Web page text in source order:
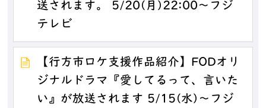
送されます。 5/20(月)22:00～フジ
テレビ
【行方市ロケ支援作品紹介】FODオリ
ジナルドラマ『愛してるって、言いた
い』が放送されます 5/15(水)～フジ